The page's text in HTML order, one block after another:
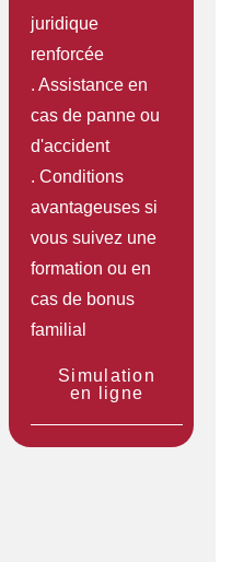
juridique
renforcée
. Assistance en
cas de panne ou
d'accident
. Conditions
avantageuses si
vous suivez une
formation ou en
cas de bonus
familial
Simulation
en ligne